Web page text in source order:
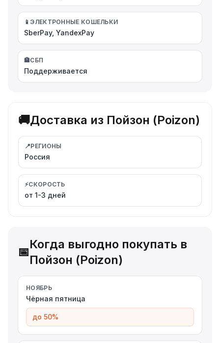
📱 ЭЛЕКТРОННЫЕ КОШЕЛЬКИ
SberPay, YandexPay
🏦СБП
Поддерживается
🚚Доставка из Пойзон (Poizon)
📍РЕГИОНЫ
Россия
⚡СКОРОСТЬ
от 1-3 дней
📅
Когда выгодно покупать в
Пойзон (Poizon)
НОЯБРЬ
Чёрная пятница
до 50%